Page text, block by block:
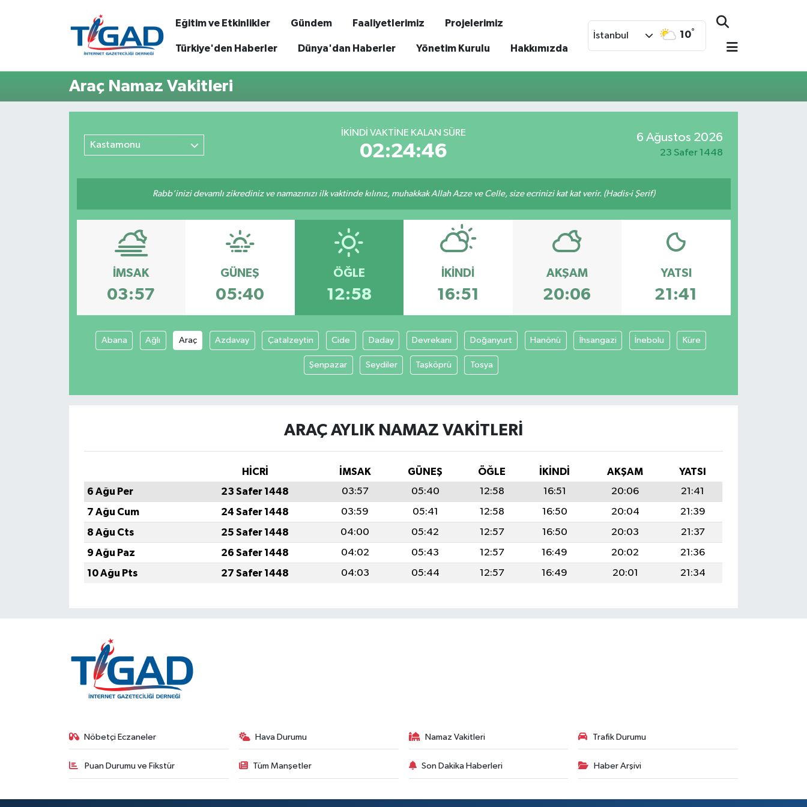
Eğitim ve Etkinlikler Gündem Faaliyetlerimiz Projelerimiz
Türkiye'den Haberler Dünya'dan Haberler Yönetim Kurulu Hakkımızda
İstanbul 10°
Araç Namaz Vakitleri
Kastamonu
İKINDI VAKTİNE KALAN SÜRE
02:24:46
6 Ağustos 2026
23 Safer 1448
Rabb’inizi devamlı zikrediniz ve namazınızı ilk vaktinde kılınız, muhakkak Allah Azze ve Celle, size ecrinizi kat kat verir. (Hadis-i Şerif)
İMSAK
03:57
GÜNEŞ
05:40
ÖĞLE
12:58
İKINDI
16:51
AKŞAM
20:06
YATSI
21:41
Abana Ağlı Araç Azdavay Çatalzeytin Cide Daday Devrekani Doğanyurt Hanönü İhsangazi İnebolu Küre
Şenpazar Seydiler Taşköprü Tosya
ARAÇ AYLIK NAMAZ VAKITLERI
HİCRİ İMSAK GÜNEŞ ÖĞLE İKINDI AKŞAM
YATSI
6 Ağu Per
23 Safer 1448 03:57 05:40 12:58 16:51 20:06
21:41
7 Ağu Cum
24 Safer 1448 03:59 05:41 12:58 16:50 20:04
21:39
8 Ağu Cts
25 Safer 1448 04:00 05:42 12:57 16:50 20:03
21:37
9 Ağu Paz
26 Safer 1448 04:02 05:43 12:57 16:49 20:02
21:36
10 Ağu Pts
27 Safer 1448 04:03 05:44 12:57 16:49 20:01 21:34
Nöbetçi Eczaneler Hava Durumu Namaz Vakitleri Trafik Durumu
Puan Durumu ve Fikstür Tüm Manşetler Son Dakika Haberleri Haber Arşivi
Nöbetçi Eczaneler
Trafik Durumu